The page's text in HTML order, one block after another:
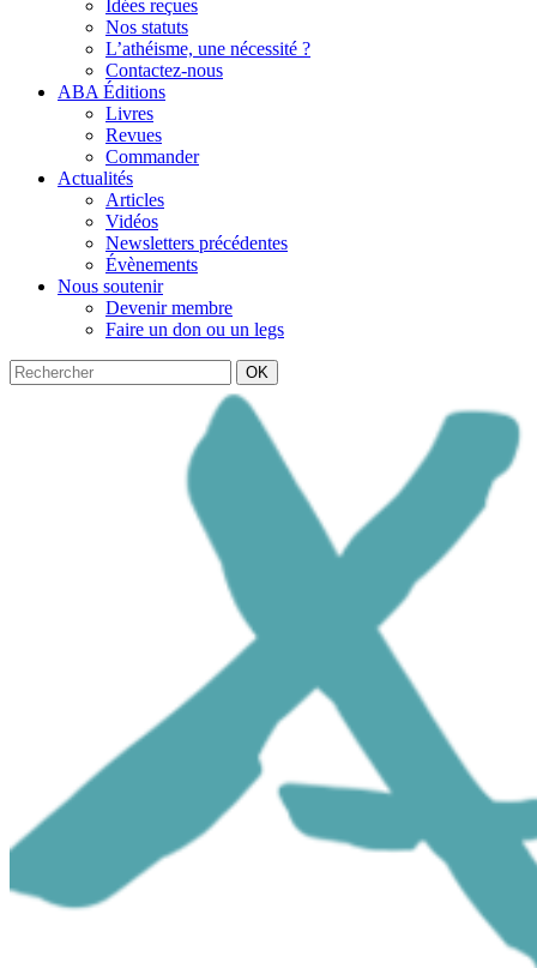
Idées reçues
Nos statuts
L’athéisme, une nécessité ?
Contactez-nous
ABA Éditions
Livres
Revues
Commander
Actualités
Articles
Vidéos
Newsletters précédentes
Évènements
Nous soutenir
Devenir membre
Faire un don ou un legs
OK